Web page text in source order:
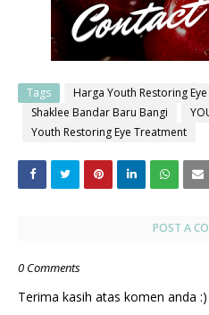
Tags Harga Youth Restoring
Shaklee Bandar Baru Bangi
Youth Restoring Eye Treatment
POST A
0 Comments
Terima kasih atas komen anda :)